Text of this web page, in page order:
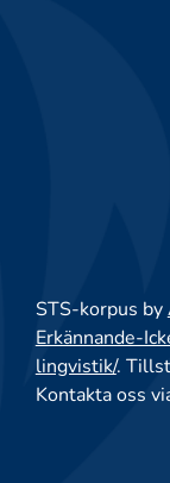
STS-korpus by
Erkännande-
lingvistik/.
Kontakta oss